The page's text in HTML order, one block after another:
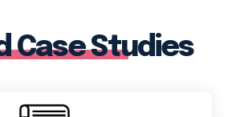
Case Studies